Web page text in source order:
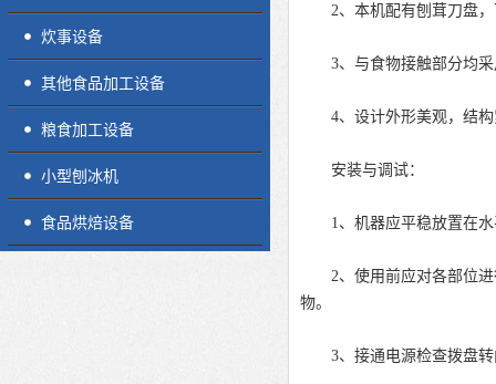
炊事设备
其他食品加工设备
粮食加工设备
小型刨冰机
食品烘焙设备
2、本机配有刨茸刀盘，
3、与食物接触部分均采
4、设计外形美观，结构
安装与调试：
1、机器应平稳放置在水
2、使用前应对各部位进
物。
3、接通电源检查拨盘转